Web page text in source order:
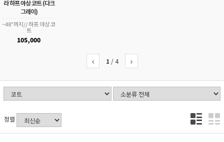
라 하프 야상 코트 (다크
그레이)
~48"까지// 하프 야상 코
트
105,000
1 /4
정렬